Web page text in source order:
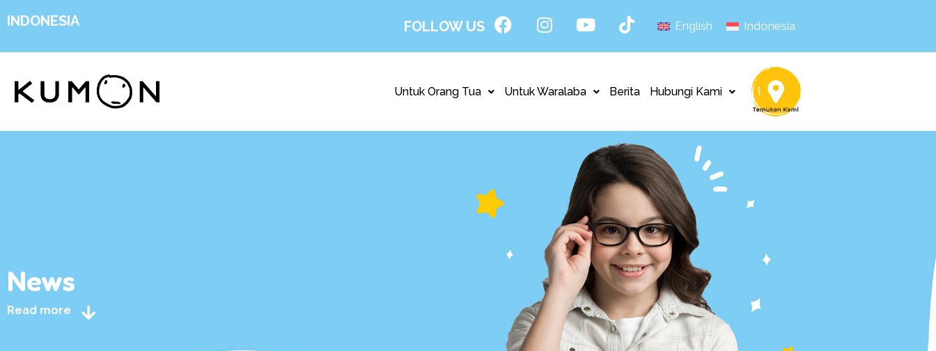
INDONESIA FOLLOW US English Indonesia
Untuk Orang Tua Untuk Waralaba Berita Hubungi Kami
News
Read more